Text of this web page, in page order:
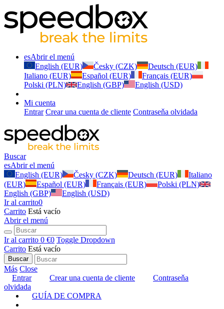
esAbrir el menú
English (EUR)
Česky (CZK)
Deutsch (EUR)
Italiano (EUR)
Español (EUR)
Français (EUR)
Polski (PLN)
English (GBP) English (USD)
Mi cuenta
Entrar Crear una cuenta de cliente Contraseňa olvidada
Buscar
esAbrir el menú
English (EUR)
Česky (CZK) Deutsch (EUR)
Italiano
(EUR)
Español (EUR) Français (EUR)
Polski (PLN)
English (GBP)
English (USD)
Ir al carrito0
Carrito Está vacío
Abrir el menú
Ir al carrito 0 €0 Toggle Dropdown
Carrito Está vacío
Buscar
Más Close
Entrar
Crear una cuenta de cliente
Contraseňa
olvidada
GUÍA DE COMPRA